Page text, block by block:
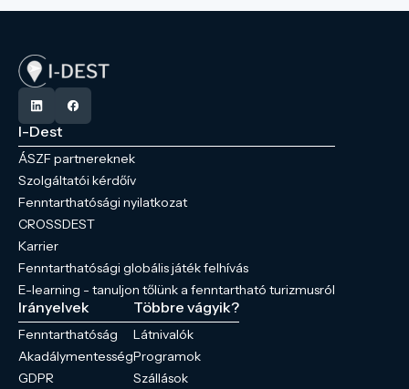
I-Dest
ÁSZF partnereknek
Szolgáltatói kérdőív
Fenntarthatósági nyilatkozat
CROSSDEST
Karrier
Fenntarthatósági globális játék felhívás
E-learning - tanuljon tőlünk a fenntartható turizmusról
Irányelvek
Fenntarthatóság
Akadálymentesség
GDPR
Többre vágyik?
Látnivalók
Programok
Szállások